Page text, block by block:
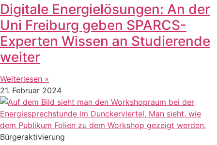
Digitale Energielösungen: An der
Uni Freiburg geben SPARCS-
Experten Wissen an Studierende
weiter
Weiterlesen »
21. Februar 2024
Bürgeraktivierung